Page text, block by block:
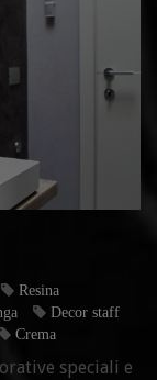
Resina
Decor staff
Crema
speciali e